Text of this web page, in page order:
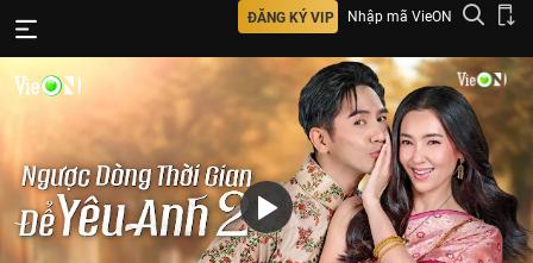
ĐĂNG KÝ VIP Nhập mã VieON